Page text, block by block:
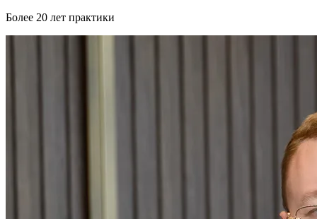
Более 20 лет практики